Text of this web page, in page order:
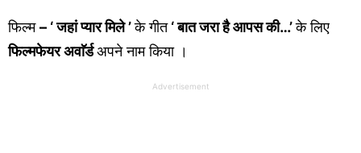
फिल्म– ‘ जहां प्यार मिले ’के गीत‘ बात जरा है आपस की…’के लिए
फिल्मफेयर अवाॅर्डअपने नाम किया ।
Advertisement